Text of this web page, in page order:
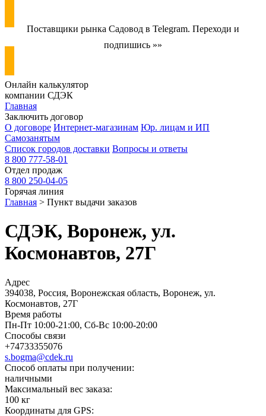
Поставщики рынка Садовод в Telegram. Переходи и
подпишись »»
Онлайн калькулятор
компании СДЭК
Главная
Заключить договор
О договоре Интернет-магазинам Юр. лицам и ИП
Самозанятым
Список городов доставки Вопросы и ответы
8 800 777-58-01
Отдел продаж
8 800 250-04-05
Горячая линия
Главная > Пункт выдачи заказов
СДЭК, Воронеж, ул.
Космонавтов, 27Г
Адрес
394038, Россия, Воронежская область, Воронеж, ул.
Космонавтов, 27Г
Время работы
Пн-Пт 10:00-21:00, Сб-Вс 10:00-20:00
Способы cвязи
+74733355076
s.bogma@cdek.ru
Способ оплаты при получении:
наличными
Максимальный вес заказа:
100 кг
Координаты для GPS: